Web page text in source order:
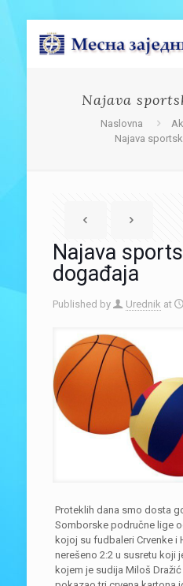
Najava
Naslovna
Najava
Najava
događaja
Published by Urednik at
Proteklih dana smo dosta
Somborske područne lige
kojoj su fudbaleri Crvenke i
nerešeno 2:2 u susretu koji
kojem je sudija Miloš